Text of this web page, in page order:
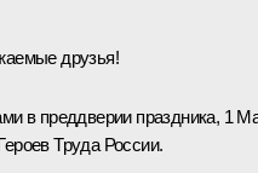
друзья!
в преддверии праздника, 1
Труда России.